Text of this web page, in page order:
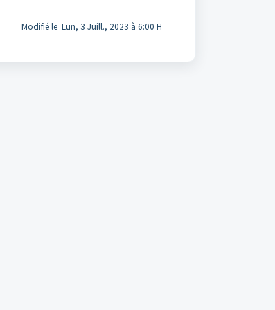
Modifié le Lun, 3 Juill., 2023 à 6:00 H